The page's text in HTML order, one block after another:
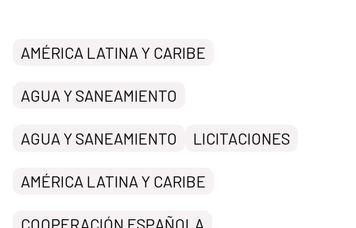
AMÉRICA LATINA Y CARIBE
AGUA Y SANEAMIENTO
AGUA Y SANEAMIENTO LICITACIONES
AMÉRICA LATINA Y CARIBE